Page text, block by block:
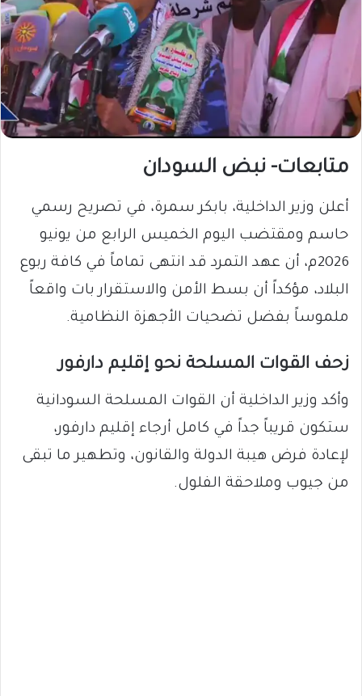
متابعات- نبض السودان
أعلن وزير الداخلية، بابكر سمرة، في تصريح رسمي
حاسم ومقتضب اليوم الخميس الرابع من يونيو
2026م، أن عهد التمرد قد انتهى تماماً في كافة ربوع
البلاد، مؤكداً أن بسط الأمن والاستقرار بات واقعاً
ملموساً بفضل تضحيات الأجهزة النظامية.
زحف القوات المسلحة نحو إقليم دارفور
وأكد وزير الداخلية أن القوات المسلحة السودانية
ستكون قريباً جداً في كامل أرجاء إقليم دارفور،
لإعادة فرض هيبة الدولة والقانون، وتطهير ما تبقى
من جيوب وملاحقة الفلول.